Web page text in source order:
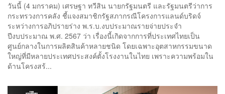
วันนี้ (4 มกราคม) เศรษฐา ทวีสิน นายกรัฐมนตรี และรัฐมนตรีว่าการ
กระทรวงการคลัง ชี้แจงสมาชิกรัฐสภากรณีโครงการแลนด์บริดจ์
ระหว่างการอภิปรายร่าง พ.ร.บ.งบประมาณรายจ่ายประจำ
ปีงบประมาณ พ.ศ. 2567 ว่า เรื่องนี้เกิดจากการที่ประเทศไทยเป็น
ศูนย์กลางในการผลิตสินค้าหลายชนิด โดยเฉพาะอุตสาหกรรมขนาด
ใหญ่ที่มีหลายประเทศประสงค์ตั้งโรงงานในไทย เพราะความพร้อมใน
ด้านโครงสร้...